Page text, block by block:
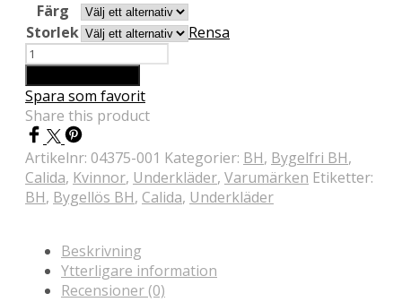
Färg
Storlek
Rensa
Antal
Spara som favorit
Share this product
Artikelnr: 04375-001 Kategorier: BH, Bygelfri BH,
Calida, Kvinnor, Underkläder, Varumärken Etiketter:
BH, Bygellös BH, Calida, Underkläder
Beskrivning
Ytterligare information
Recensioner (0)